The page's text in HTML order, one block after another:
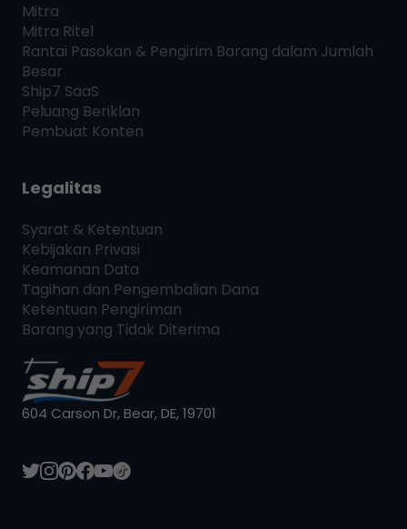
Mitra
Mitra Ritel
Rantai Pasokan & Pengirim Barang dalam Jumlah
Besar
Ship7 SaaS
Peluang Beriklan
Pembuat Konten
Legalitas
Syarat & Ketentuan
Kebijakan Privasi
Keamanan Data
Tagihan dan Pengembalian Dana
Ketentuan Pengiriman
Barang yang Tidak Diterima
604 Carson Dr, Bear, DE, 19701